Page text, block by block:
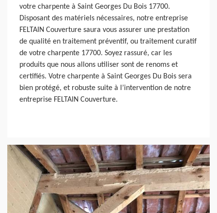
votre charpente à Saint Georges Du Bois 17700.
Disposant des matériels nécessaires, notre entreprise
FELTAIN Couverture saura vous assurer une prestation
de qualité en traitement préventif, ou traitement curatif
de votre charpente 17700. Soyez rassuré, car les
produits que nous allons utiliser sont de renoms et
certifiés. Votre charpente à Saint Georges Du Bois sera
bien protégé, et robuste suite à l’intervention de notre
entreprise FELTAIN Couverture.